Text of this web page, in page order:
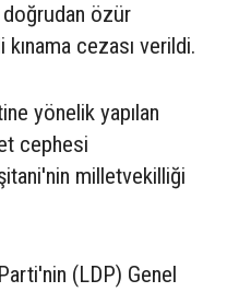
özür
cezası verildi.
yönelik yapılan
cephesi
milletvekilliği
(LDP) Genel